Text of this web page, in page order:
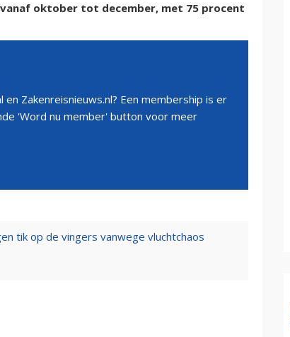
oktober tot december, met 75 procent
Zakenreisnieuws.nl? Een membership is er
'Word nu member' button voor meer
tik op de vingers vanwege vluchtchaos